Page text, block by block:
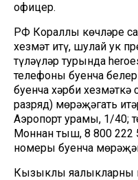
офицер.
РФ Кораллы көчләре
хезмәт итү, шулай ук
түләүләр турында
телефоны буенча
буенча хәрби хезмәткә
разряд) мөрәҗәгать
Аэропорт урамы, 1/40;
Моннан тыш, 8 800 222
номеры буенча
Кызыклы яңалыкларны